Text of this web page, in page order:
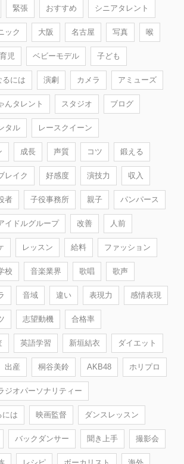
緊張 おすすめ シニアタレント
ック 大阪 名古屋 写真 喉
育児 ベビーモデル 子ども
るには 演劇 カメラ アミューズ
んタレント スタジオ ブログ
タル レースクイーン
成長 声質 コツ 鍛える
レイク 好感度 演技力 収入
者 子役事務所 親子 パンパース
イドルグループ 改善 人前
レッスン 給料 ファッション
校 音楽業界 歌唱 歌声
音域 違い 表現力 感情表現
志望動機 合格率
英語学習 新垣結衣 ダイエット
出産 桐谷美鈴 AKB48 ホリプロ
ジオパーソナリティー
には 映画監督 ダンスレッスン
バックダンサー 聞き上手 撮影会